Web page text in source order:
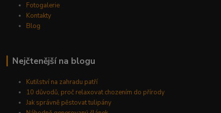
Fotogalerie
Kontakty
Blog
Nejčtenější na blogu
Kutilství na zahradu patří
10 důvodů, proč relaxovat chozením do přírody
Jak správně pěstovat tulipány